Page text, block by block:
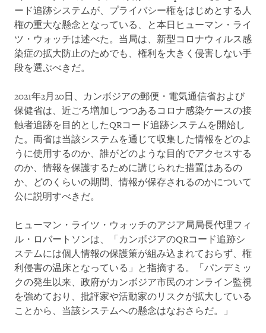
ード追跡システムが、プライバシー権をはじめとする人
権の重大な懸念となっている、と本日ヒューマン・ライ
ツ・ウォッチは述べた。当局は、新型コロナウィルス感
染症の拡大防止のためでも、権利を大きく侵害しない手
段を選ぶべきだ。
2021年2月20日、カンボジアの郵便・電気通信省および
保健省は、近ごろ増加しつつあるコロナ感染ケースの接
触者追跡を目的としたQRコード追跡システムを開始し
た。両省は当該システムを通じて収集した情報をどのよ
うに使用するのか、誰がどのような目的でアクセスする
のか、情報を保護するために講じられた措置はあるの
か、どのくらいの期間、情報が保存されるのかについて
公に説明すべきだ。
ヒューマン・ライツ・ウォッチのアジア局局長代理フィ
ル・ロバートソンは、「カンボジアのQRコード追跡シ
ステムには個人情報の保護策が組み込まれておらず、権
利侵害の温床となっている」と指摘する。「パンデミッ
クの発生以来、政府がカンボジア市民のオンライン監視
を強めており、批評家や活動家のリスクが拡大している
ことから、当該システムへの懸念はなおさらだ。」